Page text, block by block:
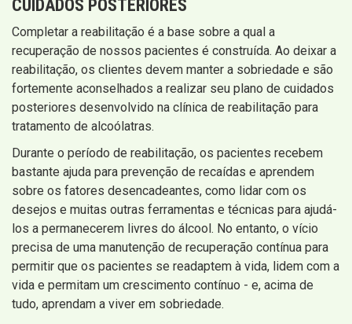
CUIDADOS POSTERIORES
Completar a reabilitação é a base sobre a qual a
recuperação de nossos pacientes é construída. Ao deixar a
reabilitação, os clientes devem manter a sobriedade e são
fortemente aconselhados a realizar seu plano de cuidados
posteriores desenvolvido na clínica de reabilitação para
tratamento de alcoólatras.
Durante o período de reabilitação, os pacientes recebem
bastante ajuda para prevenção de recaídas e aprendem
sobre os fatores desencadeantes, como lidar com os
desejos e muitas outras ferramentas e técnicas para ajudá-
los a permanecerem livres do álcool. No entanto, o vício
precisa de uma manutenção de recuperação contínua para
permitir que os pacientes se readaptem à vida, lidem com a
vida e permitam um crescimento contínuo - e, acima de
tudo, aprendam a viver em sobriedade.